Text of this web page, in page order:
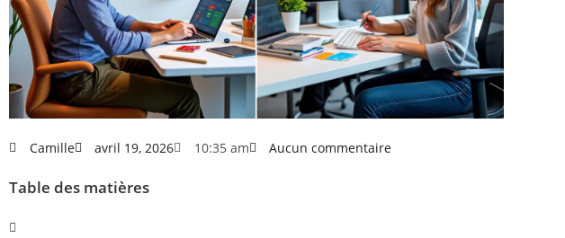
Camille avril 19, 2026 10:35 am Aucun commentaire
Table des matières